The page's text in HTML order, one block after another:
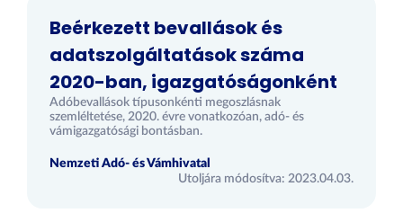
Beérkezett bevallások és
adatszolgáltatások száma
2020-ban, igazgatóságonként
Adóbevallások típusonkénti megoszlásnak
szemléltetése, 2020. évre vonatkozóan, adó- és
vámigazgatósági bontásban.
Nemzeti Adó- és Vámhivatal
Utoljára módosítva: 2023.04.03.